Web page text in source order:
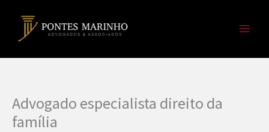
Advogado especialista direito da
família